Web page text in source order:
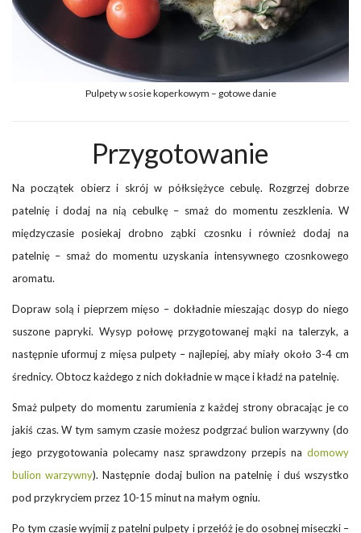
Pulpety w sosie koperkowym – gotowe danie
Przygotowanie
Na początek obierz i skrój w półksiężyce cebulę. Rozgrzej dobrze
patelnię i dodaj na nią cebulkę – smaż do momentu zeszklenia. W
międzyczasie posiekaj drobno ząbki czosnku i również dodaj na
patelnię – smaż do momentu uzyskania intensywnego czosnkowego
aromatu.
Dopraw solą i pieprzem mięso – dokładnie mieszając dosyp do niego
suszone papryki. Wysyp połowę przygotowanej mąki na talerzyk, a
następnie uformuj z mięsa pulpety – najlepiej, aby miały około 3-4 cm
średnicy. Obtocz każdego z nich dokładnie w mące i kładź na patelnię.
Smaż pulpety do momentu zarumienia z każdej strony obracając je co
jakiś czas. W tym samym czasie możesz podgrzać bulion warzywny (do
jego przygotowania polecamy nasz sprawdzony przepis na domowy
bulion warzywny). Następnie dodaj bulion na patelnię i duś wszystko
pod przykryciem przez 10-15 minut na małym ogniu.
Po tym czasie wyjmij z patelni pulpety i przełóż je do osobnej miseczki –